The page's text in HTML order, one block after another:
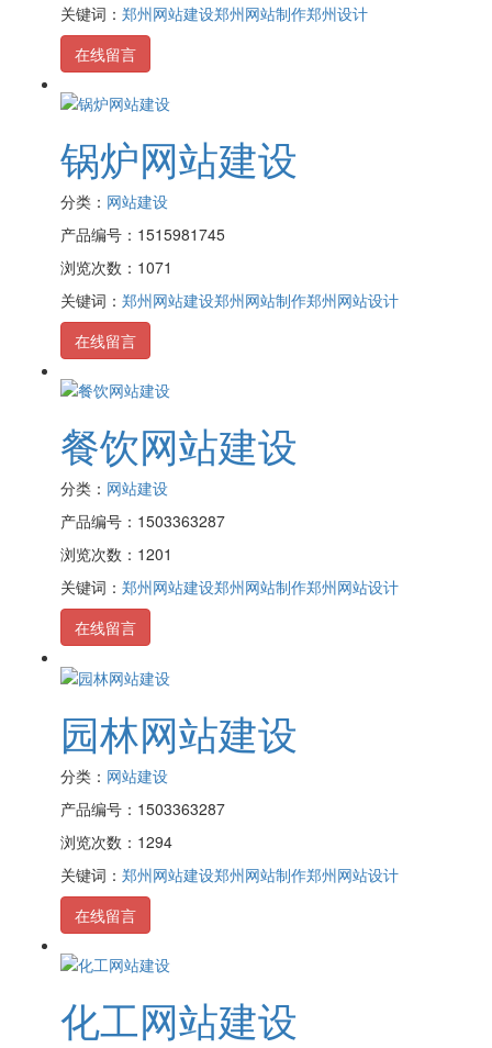
关键词： 郑州网站建设郑州网站制作郑州设计
在线留言
锅炉网站建设
分类： 网站建设
产品编号：1515981745
浏览次数：1071
关键词： 郑州网站建设郑州网站制作郑州网站设计
在线留言
餐饮网站建设
分类： 网站建设
产品编号：1503363287
浏览次数：1201
关键词： 郑州网站建设郑州网站制作郑州网站设计
在线留言
园林网站建设
分类： 网站建设
产品编号：1503363287
浏览次数：1294
关键词： 郑州网站建设郑州网站制作郑州网站设计
在线留言
化工网站建设